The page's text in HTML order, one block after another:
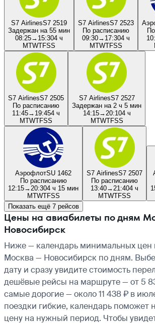
S7 AirlinesS7 2519
Задержан на 55 мин
08:25→ 15:304 ч
MTWTFSS
S7 AirlinesS7 2523
По расписанию
09:30→ 17:304 ч
MTWTFSS
S7 AirlinesS7 2505
По расписанию
11:45→ 19:454 ч
MTWTFSS
S7 AirlinesS7 2527
Задержан на 2 ч 5 мин
14:15→ 20:104 ч
MTWTFSS
АэрофлотSU 1462
По расписанию
12:15→ 20:304 ч 15 мин
MTWTFSS
S7 AirlinesS7 2507
По расписанию
13:40→ 21:404 ч
MTWTFSS
Показать ещё 7 рейсов
Цены на авиабилеты по дням
Новосибирск
Ниже — календарь минимальных цен
Москва — Новосибирск по дням.
дату и сразу увидите стоимость
дешёвые рейсы на маршруте — от 5
самые дорогие — около 11 438 ₽ в
поездки гибкие, календарь поможет
цену на нужный период. Чтобы